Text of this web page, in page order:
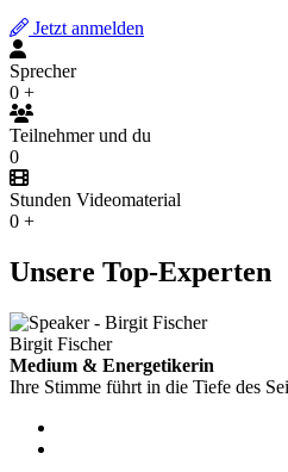
Jetzt anmelden
Sprecher
0 +
Teilnehmer und du
0
Stunden Videomaterial
0 +
Unsere Top-Experten​
Birgit Fischer
Medium & Energetikerin
Ihre Stimme führt in die Tiefe des